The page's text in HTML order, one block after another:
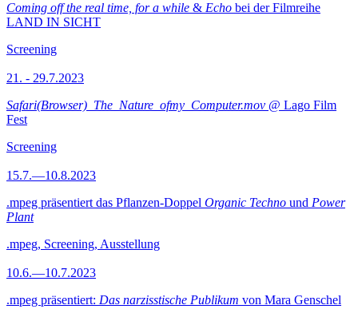
Coming off the real time, for a while & Echo bei der Filmreihe
LAND IN SICHT
Screening
21. - 29.7.2023
Safari(Browser)_The_Nature_ofmy_Computer.mov @ Lago Film
Fest
Screening
15.7.—10.8.2023
.mpeg präsentiert das Pflanzen-Doppel Organic Techno und Power
Plant
.mpeg, Screening, Ausstellung
10.6.—10.7.2023
.mpeg präsentiert: Das narzisstische Publikum von Mara Genschel